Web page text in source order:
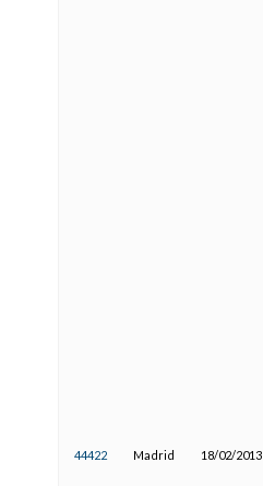
44422 Madrid 18/02/2013